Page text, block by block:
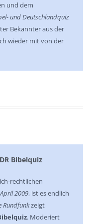
und dem
und Deutschlandquiz
Bekannter aus der
wieder mit von der
Bibelquiz
rechtlichen
2009, ist es endlich
Rundfunkzeigt
. Moderiert